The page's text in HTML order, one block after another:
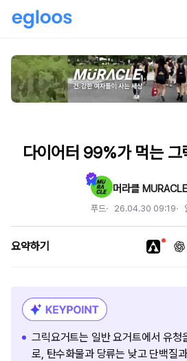
다이어터 99%가 먹는 그
머라클 MURACLE
푸드 26.04.30 09:19
요약하기
그릭요거트는 일반 요거트에서 유청
로, 탄수화물과 당류는 낮고 단백질